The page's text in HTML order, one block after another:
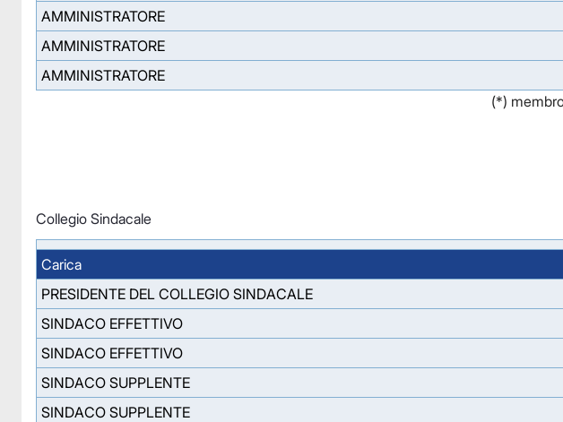
AMMINISTRATORE
AMMINISTRATORE
AMMINISTRATORE
(*)
Collegio Sindacale
Carica
PRESIDENTE DEL COLLEGIO SINDACALE
SINDACO EFFETTIVO
SINDACO EFFETTIVO
SINDACO SUPPLENTE
SINDACO SUPPLENTE